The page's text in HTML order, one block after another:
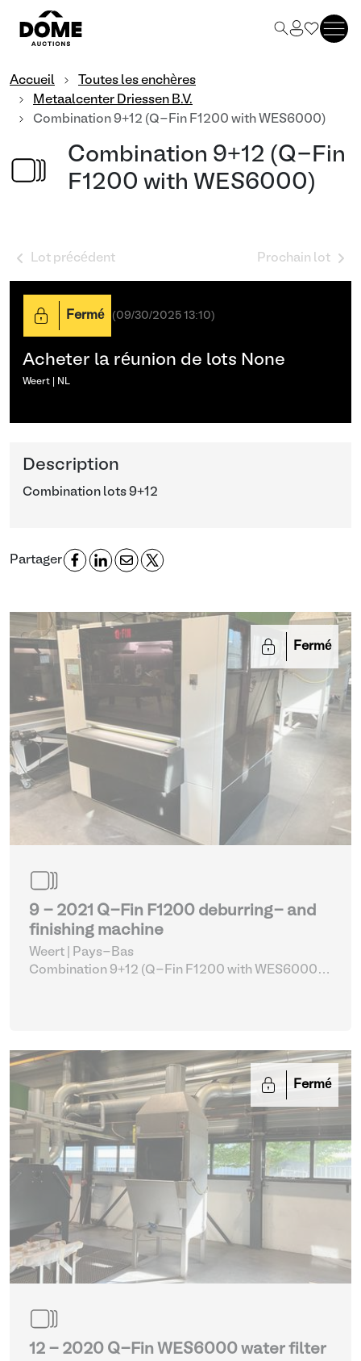
Accueil
Toutes les enchères
Metaalcenter Driessen B.V.
Combination 9+12 (Q-Fin F1200 with WES6000)
Combination 9+12 (Q-Fin
F1200 with WES6000)
Fermé
9 - 2021 Q-Fin F1200 deburring- and
finishing machine
Weert | Pays-Bas
Combination 9+12 (Q-Fin F1200 with WES6000) |
Fermé
12 - 2020 Q-Fin WES6000 water filter
Lot précédent Prochain lot
Fermé (09/30/2025 13:10)
Acheter la réunion de lots None
Weert | NL
Description
Combination lots 9+12
Partager